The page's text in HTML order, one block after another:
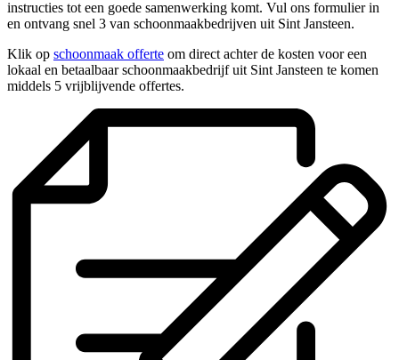
instructies tot een goede samenwerking komt. Vul ons formulier in
en ontvang snel 3 van schoonmaakbedrijven uit Sint Jansteen.
Klik op schoonmaak offerte om direct achter de kosten voor een
lokaal en betaalbaar schoonmaakbedrijf uit Sint Jansteen te komen
middels 5 vrijblijvende offertes.